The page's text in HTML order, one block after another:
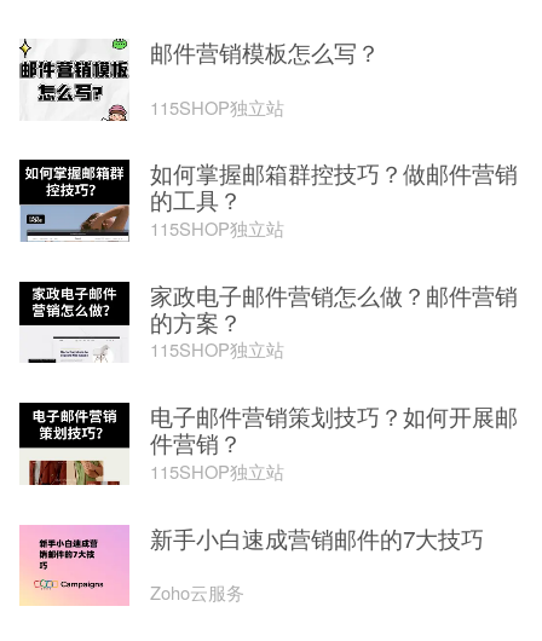
邮件营销模板怎么写？
115SHOP独立站
如何掌握邮箱群控技巧？做邮件营销
的工具？
115SHOP独立站
家政电子邮件营销怎么做？邮件营销
的方案？
115SHOP独立站
电子邮件营销策划技巧？如何开展邮
件营销？
115SHOP独立站
新手小白速成营销邮件的7大技巧
Zoho云服务